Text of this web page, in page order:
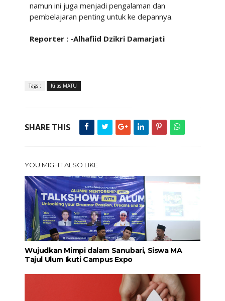
namun ini juga menjadi pengalaman dan
pembelajaran penting untuk ke depannya.
Reporter : -Alhafiid Dzikri Damarjati
Tags : Kilas MATU
SHARE THIS
YOU MIGHT ALSO LIKE
Wujudkan Mimpi dalam Sanubari, Siswa MA
Tajul Ulum Ikuti Campus Expo